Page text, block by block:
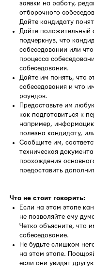
заявки на работу,
отборочного
Дайте кандидату
Дайте положительный
подчеркнув, что
собеседовании или
процесса
собеседования.
Дайте им понять, что
собеседования и что
раундов.
Предоставьте им
как подготовиться к
например,
полезна кандидату,
Сообщите им,
техническая
прохождения
предоставить
Что не стоит говорить:
Если на этом этапе
не позволяйте ему
Четко объясните, что
собеседование.
Не будьте слишком
на этом этапе.
если они увидят